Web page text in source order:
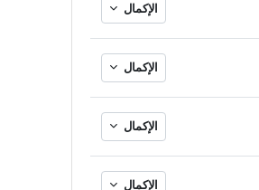
الإكمال
الإكمال
الإكمال
الإكمال